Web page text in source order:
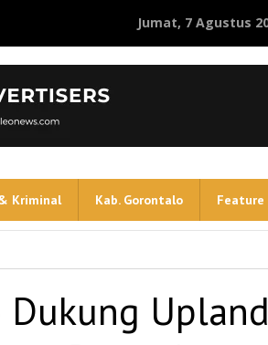
Jumat, 7 Agustus
Kriminal Kab. Gorontalo Feature
Dukung